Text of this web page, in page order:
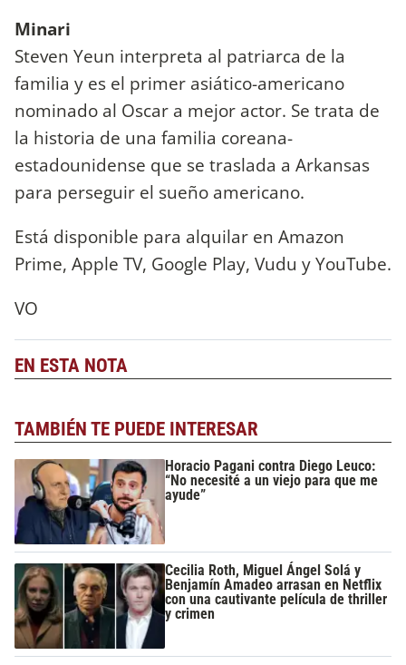
Minari
Steven Yeun interpreta al patriarca de la
familia y es el primer asiático-americano
nominado al Oscar a mejor actor. Se trata de
la historia de una familia coreana-
estadounidense que se traslada a Arkansas
para perseguir el sueño americano.
Está disponible para alquilar en Amazon
Prime, Apple TV, Google Play, Vudu y YouTube.
VO
EN ESTA NOTA
TAMBIÉN TE PUEDE INTERESAR
Horacio Pagani contra Diego Leuco:
“No necesité a un viejo para que me
ayude”
Cecilia Roth, Miguel Ángel Solá y
Benjamín Amadeo arrasan en Netflix
con una cautivante película de thriller
y crimen